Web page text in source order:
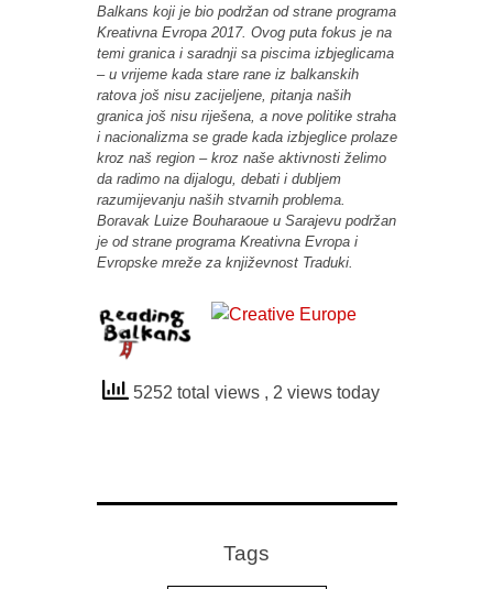
Balkans koji je bio podržan od strane programa
Kreativna Evropa 2017. Ovog puta fokus je na
temi granica i saradnji sa piscima izbjeglicama
– u vrijeme kada stare rane iz balkanskih
ratova još nisu zacijeljene, pitanja naših
granica još nisu riješena, a nove politike straha
i nacionalizma se grade kada izbjeglice prolaze
kroz naš region – kroz naše aktivnosti želimo
da radimo na dijalogu, debati i dubljem
razumijevanju naših stvarnih problema.
Boravak Luize Bouharaoue u Sarajevu podržan
je od strane programa Kreativna Evropa i
Evropske mreže za književnost Traduki.
5252 total views , 2 views today
Tags